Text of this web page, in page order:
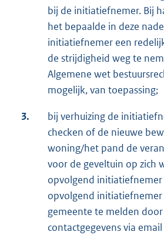
bij de initiatiefnemer. Bij
het bepaalde in deze
initiatiefnemer een
de strijdigheid weg te
Algemene wet
mogelijk, van toepassing;
3.
bij verhuizing de
checken of de nieuwe
woning/het pand de
voor de geveltuin op zich
opvolgend
opvolgend initiatiefnemer
gemeente te melden
contactgegevens via